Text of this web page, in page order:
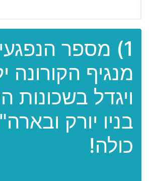
1) מספר
מנגיף הקורונה
ויגדל בשכונות
בניו יורק
כולה!